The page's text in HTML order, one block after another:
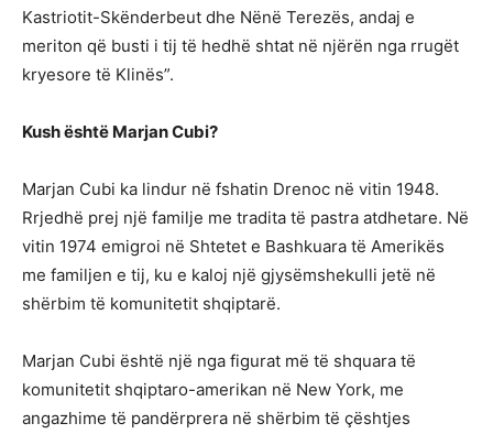
Kastriotit-Skënderbeut dhe Nënë Terezës, andaj e
meriton që busti i tij të hedhë shtat në njërën nga rrugët
kryesore të Klinës”.
Kush është Marjan Cubi?
Marjan Cubi ka lindur në fshatin Drenoc në vitin 1948.
Rrjedhë prej një familje me tradita të pastra atdhetare. Në
vitin 1974 emigroi në Shtetet e Bashkuara të Amerikës
me familjen e tij, ku e kaloj një gjysëmshekulli jetë në
shërbim të komunitetit shqiptarë.
Marjan Cubi është një nga figurat më të shquara të
komunitetit shqiptaro-amerikan në New York, me
angazhime të pandërprera në shërbim të çështjes